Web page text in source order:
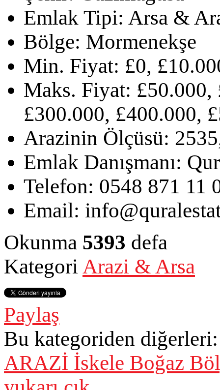
Emlak Tipi: Arsa &
Bölge: Mormenekşe
Min. Fiyat: £0,
Maks. Fiyat: £50.000,
£300.000, £400.000,
Arazinin Ölçüsü:
Emlak Danışmanı:
Telefon: 0548 871 11
Email:
Okunma 5393 defa
Kategori Arazi & Arsa
Paylaş
Bu kategoriden diğerleri:
ARAZİ İskele Boğaz